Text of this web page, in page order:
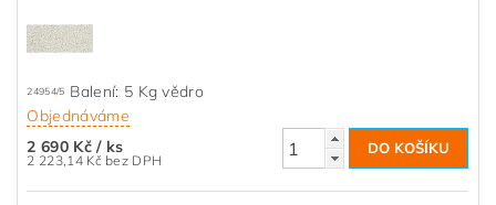
24954/5 Balení: 5 Kg vědro
Objednáváme
2 690 Kč/ ks
2 223,14 Kč bez DPH